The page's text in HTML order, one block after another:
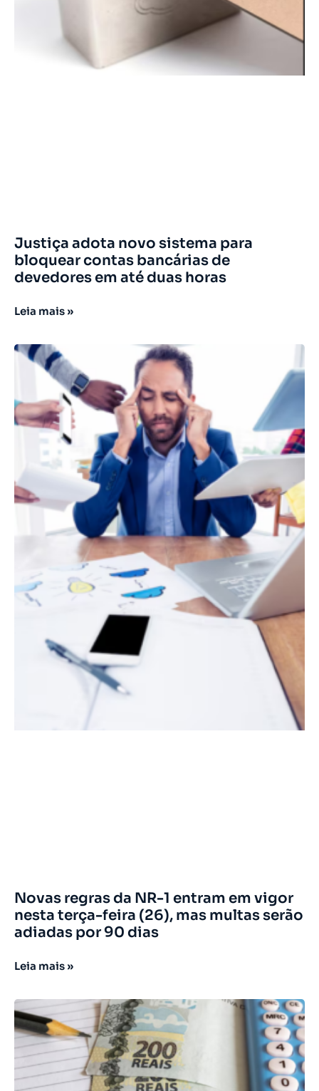
Justiça adota novo sistema para
bloquear contas bancárias de
devedores em até duas horas
Leia mais »
Novas regras da NR-1 entram em vigor
nesta terça-feira (26), mas multas serão
adiadas por 90 dias
Leia mais »